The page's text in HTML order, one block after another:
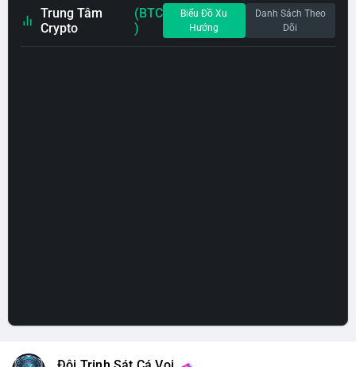
Trung Tâm
Crypto
(BTC
)
Biểu Đồ Xu
Hướng
Danh Sách Theo
Dõi